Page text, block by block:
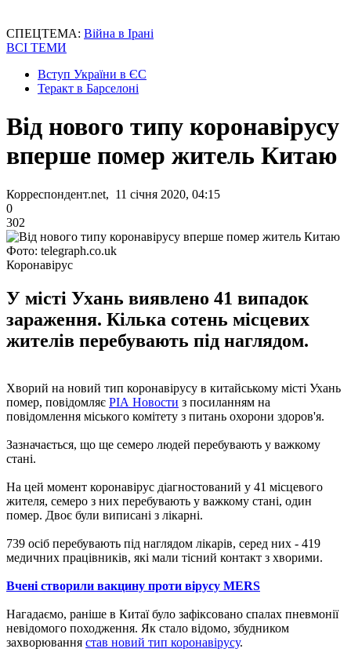
СПЕЦТЕМА: Війна в Ірані
ВСІ ТЕМИ
Вступ України в ЄС
Теракт в Барселоні
Від нового типу коронавірусу
вперше помер житель Китаю
Корреспондент.net, 11 січня 2020, 04:15
0
302
Фото: telegraph.co.uk
Коронавірус
У місті Ухань виявлено 41 випадок
зараження. Кілька сотень місцевих
жителів перебувають під наглядом.
Хворий на новий тип коронавірусу в китайському місті Ухань
помер, повідомляє РІА Новости з посиланням на
повідомлення міського комітету з питань охорони здоров'я.
Зазначається, що ще семеро людей перебувають у важкому
стані.
На цей момент коронавірус діагностований у 41 місцевого
жителя, семеро з них перебувають у важкому стані, один
помер. Двоє були виписані з лікарні.
739 осіб перебувають під наглядом лікарів, серед них - 419
медичних працівників, які мали тісний контакт з хворими.
Вчені створили вакцину проти вірусу MERS
Нагадаємо, раніше в Китаї було зафіксовано спалах пневмонії
невідомого походження. Як стало відомо, збудником
захворювання став новий тип коронавірусу.